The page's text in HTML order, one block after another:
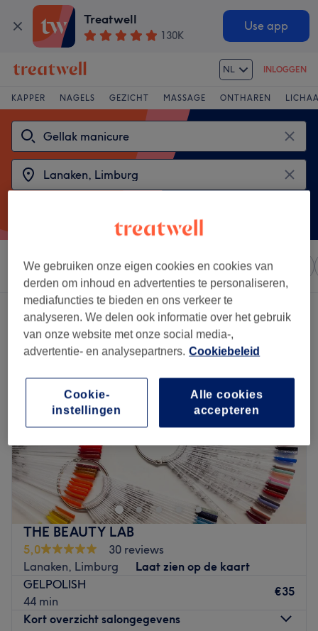
Treatwell
130K
Use app
NL INLOGGEN
KAPPER NAGELS GEZICHT MASSAGE ONTHAREN
Sorteer op Elke prijs Salons Expresaanbiedingen
2 salons met: gellak - handen in Lanaken, Limburg
THE BEAUTY LAB
5,0
30 reviews
Lanaken, Limburg
Laat zien op de kaart
GELPOLISH
44 min
€35
Kort overzicht salongegevens
We gebruiken onze eigen cookies en cookies van
derden om inhoud en advertenties te personaliseren,
mediafuncties te bieden en ons verkeer te
analyseren. We delen ook informatie over het gebruik
van onze website met onze social media-,
advertentie- en analysepartners. Cookiebeleid
Alle cookies
accepteren
Cookie-
instellingen